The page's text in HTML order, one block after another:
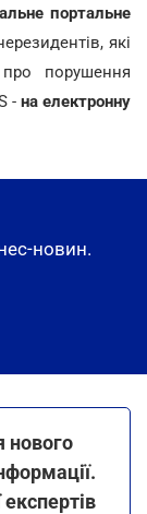
портальне
які
порушення
- на електронну
новин.
нового
експертів